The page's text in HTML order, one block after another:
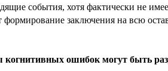
события, хотя фактически не
формирование заключения на всю
когнитивных ошибок могут быть